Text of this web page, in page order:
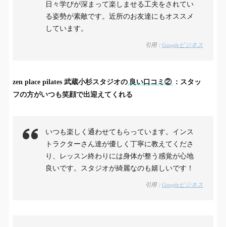
日々学びが深まって楽しませる工夫をされてい
る姿勢が素敵です。近所のお友達にもオススメ
しています。
引用： Googleビジネス
zen place pilates 武蔵小杉スタジオの 良い口コミ② ：スタッ
フの方がいつも笑顔で出迎えてくれる
いつも楽しく通わせてもらっています。インス
トラクターさん達が優しく丁寧に教えてくださ
り、レッスン終わりには身体が整う感覚が心地
良いです。スタジオが綺麗なのも嬉しいです！
引用： Googleビジネス